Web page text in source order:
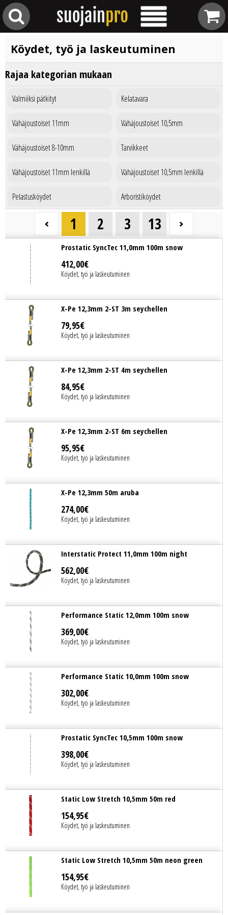
Köydet, työ ja laskeutuminen
Rajaa kategorian mukaan
Valmiiksi pätkityt Kelatavara
Vähäjoustoiset 11mm Vähäjoustoiset 10,5mm
Vähäjoustoiset 8-10mm Tarvikkeet
Vähäjoustoiset 11mm lenkillä Vähäjoustoiset 10,5mm lenkillä
Pelastusköydet Arboristiköydet
1 2 3 13
Prostatic SyncTec 11,0mm 100m snow
412,00€
Köydet, työ ja laskeutuminen
X-Pe 12,3mm 2-ST 3m seychellen
79,95€
Köydet, työ ja laskeutuminen
X-Pe 12,3mm 2-ST 4m seychellen
84,95€
Köydet, työ ja laskeutuminen
X-Pe 12,3mm 2-ST 6m seychellen
95,95€
Köydet, työ ja laskeutuminen
X-Pe 12,3mm 50m aruba
274,00€
Köydet, työ ja laskeutuminen
Interstatic Protect 11,0mm 100m night
562,00€
Köydet, työ ja laskeutuminen
Performance Static 12,0mm 100m snow
369,00€
Köydet, työ ja laskeutuminen
Performance Static 10,0mm 100m snow
302,00€
Köydet, työ ja laskeutuminen
Prostatic SyncTec 10,5mm 100m snow
398,00€
Köydet, työ ja laskeutuminen
Static Low Stretch 10,5mm 50m red
154,95€
Köydet, työ ja laskeutuminen
Static Low Stretch 10,5mm 50m neon green
154,95€
Köydet, työ ja laskeutuminen